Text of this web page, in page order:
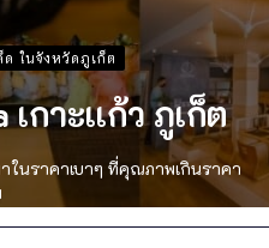
ในจังหวัดภูเก็ต
กาะเเก้ว ภูเก็ต
นราคาเบาๆ ที่คุณภาพเกินราคา